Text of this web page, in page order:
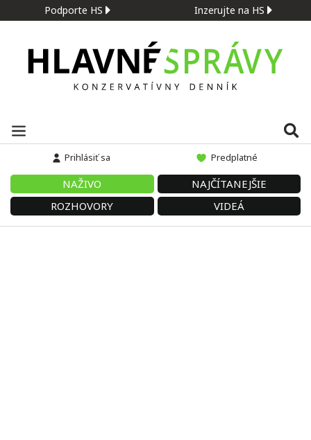
Podporte HS Inzerujte na HS
Prihlásiť sa Predplatné
NAŽIVO
NAJČÍTANEJŠIE
ROZHOVORY
VIDEÁ